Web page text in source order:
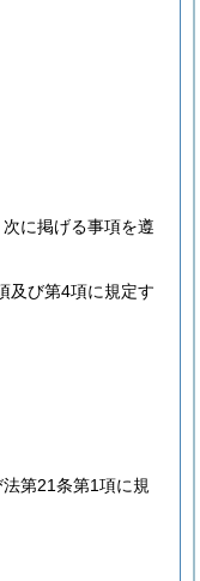
次に掲げる事項を遵
及び第4項に規定す
法第21条第1項に規